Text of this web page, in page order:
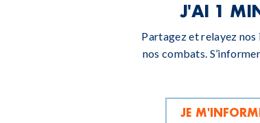
J'AI 1
Partagez et relayez
nos combats.
JE